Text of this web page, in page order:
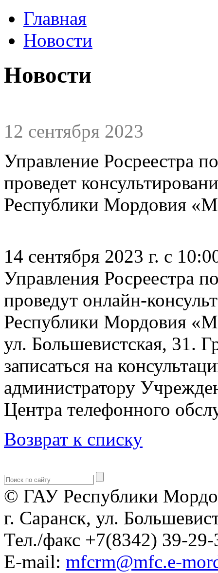
Главная
Новости
Новости
12 сентября 2023
Управление Росреестра
проведет
Республики Мордовия
14 сентября 2023 г. с
Управления Росреестра
проведут онлайн-
Республики Мордовия
ул. Большевистская, 31.
записаться на
администратору
Центра телефонного
Возврат к списку
© ГАУ Республики
г. Саранск, ул.
Тел./факс +7(8342) 39-29-
E-mail: mfcrm@mfc.e-